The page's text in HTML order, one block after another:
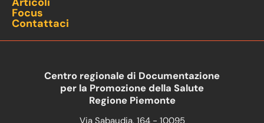
Focus
Contattaci
Centro regionale di Documentazione
per la Promozione della Salute
Regione Piemonte
Via Sabaudia, 164 - 10095